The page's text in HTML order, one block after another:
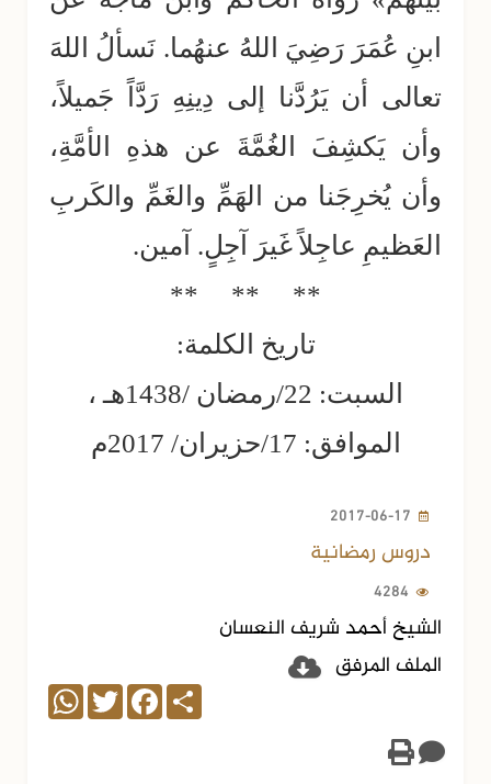
ابنِ عُمَرَ رَضِيَ اللهُ عنهُما. نَسألُ اللهَ
تعالى أن يَرُدَّنا إلى دِينِهِ رَدَّاً جَميلاً،
وأن يَكشِفَ الغُمَّةَ عن هذهِ الأمَّةِ،
وأن يُخرِجَنا من الهَمِّ والغَمِّ والكَربِ
العَظيمِ عاجِلاً غَيرَ آجِلٍ. آمين.
**
**
**
تاريخ الكلمة:
السبت: 22/رمضان /1438هـ ،
الموافق: 17/حزيران/ 2017م
2017-06-17
دروس رمضانية
4284
الشيخ أحمد شريف النعسان
الملف المرفق
Share
Facebook
Twitter
WhatsApp